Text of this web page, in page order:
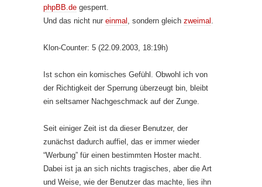
phpBB.de gesperrt.
Und das nicht nur einmal , sondern gleich zweimal .
Klon-Counter: 5 (22.09.2003, 18:19h)
Ist schon ein komisches Gefühl. Obwohl ich von
der Richtigkeit der Sperrung überzeugt bin, bleibt
ein seltsamer Nachgeschmack auf der Zunge.
Seit einiger Zeit ist da dieser Benutzer, der
zunächst dadurch auffiel, das er immer wieder
“Werbung” für einen bestimmten Hoster macht.
Dabei ist ja an sich nichts tragisches, aber die Art
und Weise, wie der Benutzer das machte, lies ihn